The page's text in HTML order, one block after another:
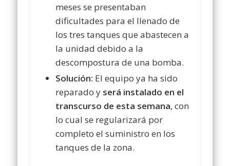
meses se presentaban
dificultades para el llenado de
los tres tanques que abastecen a
la unidad debido a la
descompostura de una bomba.
Solución: El equipo ya ha sido
reparado y será instalado en el
transcurso de esta semana, con
lo cual se regularizará por
completo el suministro en los
tanques de la zona.